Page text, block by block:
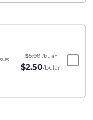
$5.00 /bulan
$2.50/bulan